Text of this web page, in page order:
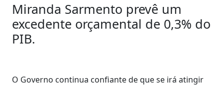
Miranda Sarmento prevê um
excedente orçamental de 0,3% do
PIB.
O Governo continua confiante de que se irá atingir